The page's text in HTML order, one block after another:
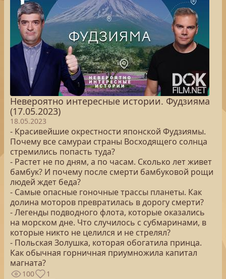
Невероятно интересные истории. Фудзияма
(17.05.2023)
18.05.2023
- Красивейшие окрестности японской Фудзиямы.
Почему все самураи страны Восходящего солнца
стремились попасть туда?
- Растет не по дням, а по часам. Сколько лет живет
бамбук? И почему после смерти бамбуковой рощи
людей ждет беда?
- Самые опасные гоночные трассы планеты. Как
долина моторов превратилась в дорогу смерти?
- Легенды подводного флота, которые оказались
на морском дне. Что случилось с субмаринами, в
которые никто не целился и не стрелял?
- Польская Золушка, которая обогатила принца.
Как обычная горничная приумножила капитал
магната?
100 1